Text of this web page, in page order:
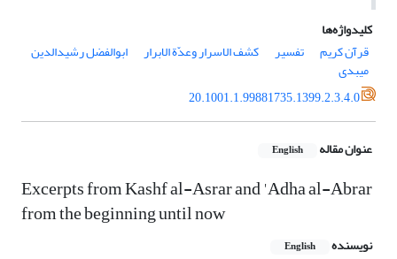
کلیدواژه‌ها
قرآن کریم
تفسیر کشف الاسرار وعدّة الابرار ابوالفضل رشیدالدین
میبدی
20.1001.1.99881735.1399.2.3.4.0
عنوان مقاله English
Excerpts from Kashf al-Asrar and 'Adha al-Abrar
from the beginning until now
نویسنده English